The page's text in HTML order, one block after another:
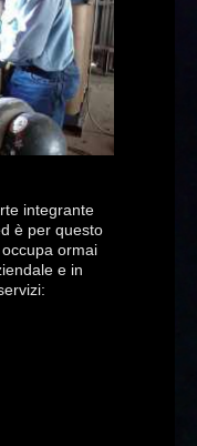
integrante
è per questo
ormai
e in